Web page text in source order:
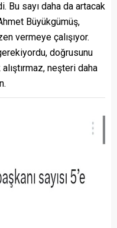
Bu sayı daha da artacak
Büyükgümüş,
vermeye çalışıyor.
doğrusunu
neşteri daha